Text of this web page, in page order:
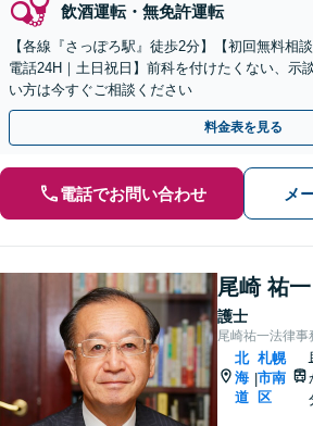
飲酒運転・無免許運転
【各線『さっぽろ駅』徒歩2分】【初回無料相
電話24H｜土日祝日】前科を付けたくない、示
い方は今すぐご相談ください
料金表を見る
電話でお問い合わせ メ
尾崎 祐一
護士
尾崎祐一法律事
北
海
道
|
札幌
市南
区